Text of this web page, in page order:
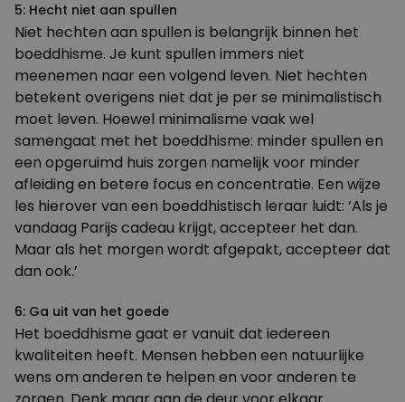
5: Hecht niet aan spullen
Niet hechten aan spullen is belangrijk binnen het
boeddhisme. Je kunt spullen immers niet
meenemen naar een volgend leven. Niet hechten
betekent overigens niet dat je per se minimalistisch
moet leven. Hoewel minimalisme vaak wel
samengaat met het boeddhisme: minder spullen en
een opgeruimd huis zorgen namelijk voor minder
afleiding en betere focus en concentratie. Een wijze
les hierover van een boeddhistisch leraar luidt: ‘Als je
vandaag Parijs cadeau krijgt, accepteer het dan.
Maar als het morgen wordt afgepakt, accepteer dat
dan ook.’
6: Ga uit van het goede
Het boeddhisme gaat er vanuit dat iedereen
kwaliteiten heeft. Mensen hebben een natuurlijke
wens om anderen te helpen en voor anderen te